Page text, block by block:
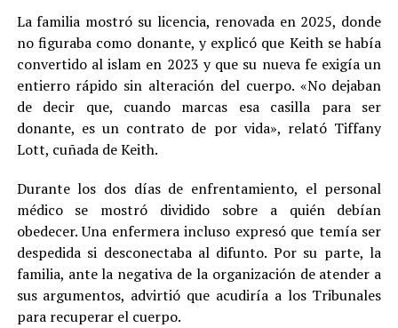
La familia mostró su licencia, renovada en 2025, donde
no figuraba como donante, y explicó que Keith se había
convertido al islam en 2023 y que su nueva fe exigía un
entierro rápido sin alteración del cuerpo. «No dejaban
de decir que, cuando marcas esa casilla para ser
donante, es un contrato de por vida», relató Tiffany
Lott, cuñada de Keith.
Durante los dos días de enfrentamiento, el personal
médico se mostró dividido sobre a quién debían
obedecer. Una enfermera incluso expresó que temía ser
despedida si desconectaba al difunto. Por su parte, la
familia, ante la negativa de la organización de atender a
sus argumentos, advirtió que acudiría a los Tribunales
para recuperar el cuerpo.